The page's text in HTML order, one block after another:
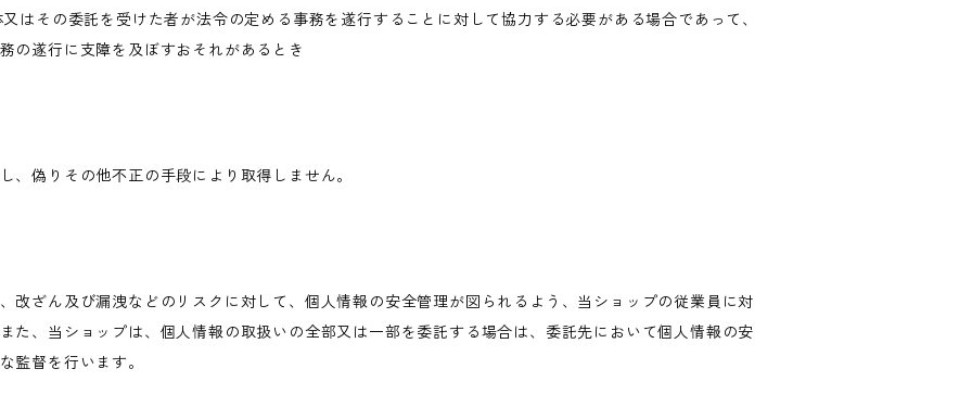
はその委託を受けた者が法令の定める事務を遂行することに対して協力する必要がある場合であって、
の遂行に支障を及ぼすおそれがあるとき
、偽りその他不正の手段により取得しません。
改ざん及び漏洩などのリスクに対して、個人情報の安全管理が図られるよう、当ショップの従業員に対
た、当ショップは、個人情報の取扱いの全部又は一部を委託する場合は、委託先において個人情報の安
監督を行います。